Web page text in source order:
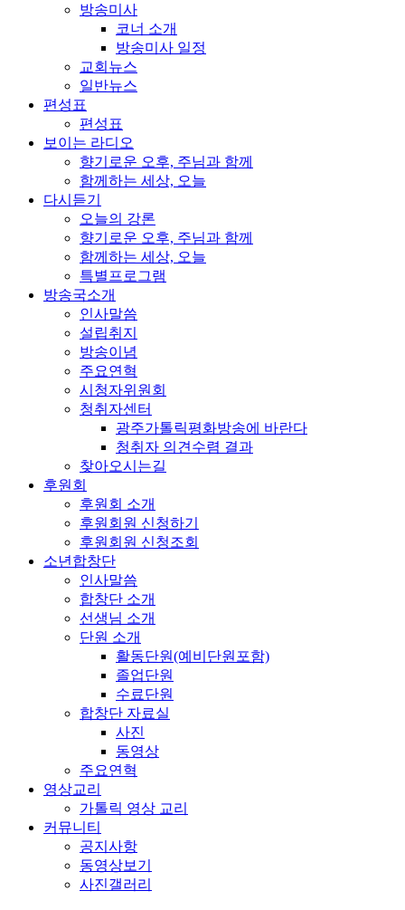
방송미사
코너 소개
방송미사 일정
교회뉴스
일반뉴스
편성표
편성표
보이는 라디오
향기로운 오후, 주님과 함께
함께하는 세상, 오늘
다시듣기
오늘의 강론
향기로운 오후, 주님과 함께
함께하는 세상, 오늘
특별프로그램
방송국소개
인사말씀
설립취지
방송이념
주요연혁
시청자위원회
청취자센터
광주가톨릭평화방송에 바란다
청취자 의견수렴 결과
찾아오시는길
후원회
후원회 소개
후원회원 신청하기
후원회원 신청조회
소년합창단
인사말씀
합창단 소개
선생님 소개
단원 소개
활동단원(예비단원포함)
졸업단원
수료단원
합창단 자료실
사진
동영상
주요연혁
영상교리
가톨릭 영상 교리
커뮤니티
공지사항
동영상보기
사진갤러리